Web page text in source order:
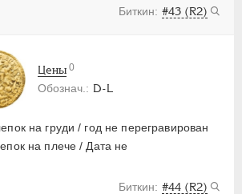
#43 (R2)
D-L
на груди / год не перегравирован
на плече / Дата не
#44 (R2)
Цены 0